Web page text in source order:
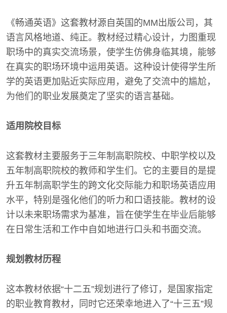
《畅通英语》这套教材源自英国的MM出版公司，其
语言风格地道、纯正。教材经过精心设计，力图重现
职场中的真实交流场景，使学生仿佛身临其境，能够
在真实的职场环境中运用英语。这种设计使得学生所
学的英语更加贴近实际应用，避免了交流中的尴尬，
为他们的职业发展奠定了坚实的语言基础。
适用院校目标
这套教材主要服务于三年制高职院校、中职学校以及
五年制高职院校的教师和学生们。它的主要目的是提
升五年制高职学生的跨文化交际能力和职场英语应用
水平，特别是强化他们的听力和口语技能。教材的设
计以未来职场需求为基准，旨在使学生在毕业后能够
在日常生活和工作中自如地进行口头和书面交流。
规划教材历程
这本教材依据“十二五”规划进行了修订，是国家指定
的职业教育教材，同时它还荣幸地进入了“十三五”规